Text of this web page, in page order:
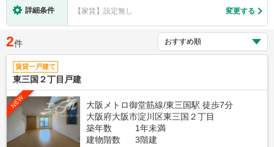
詳細条件 【家賃】設定無し 変更する
2件
賃貸一戸建て
東三国２丁目戸建
NEW
大阪メトロ御堂筋線/東三国駅 徒歩7分
大阪府大阪市淀川区東三国２丁目
築年数
1年未満
建物階数
3階建